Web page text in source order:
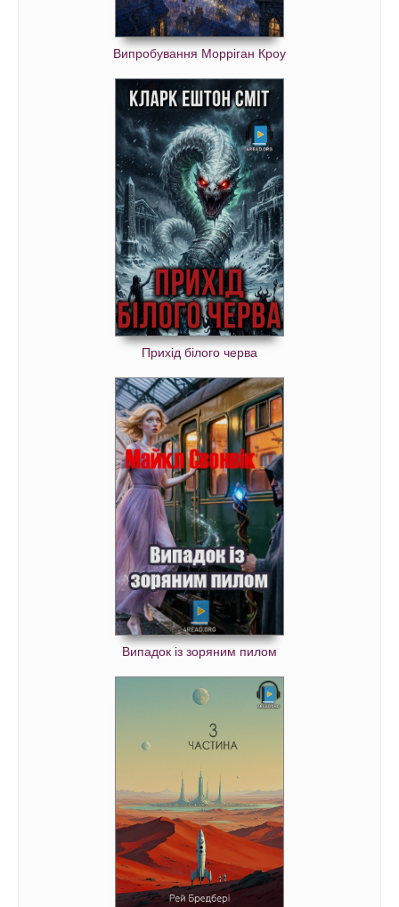
Випробування Морріган Кроу
Прихід білого черва
Випадок із зоряним пилом